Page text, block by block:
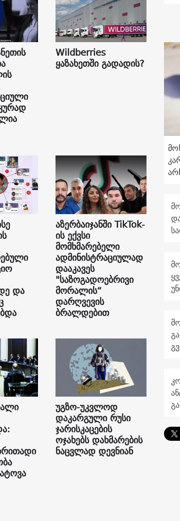
Wildberries
ყაზახეთში გადადის?
და
აზერბაიჯანში TikTok-
ის ექვსი
მომხმარებელი
ადმინისტრაციულად
დააკავეს
"საზოგადოებრივი
მორალის“
დარღვევის
ბრალდებით
უგზო-უკვლოდ
დაკარგული რუსი
ჯარისკაცების
ოჯახებს დახმარების
ნაცვლად დევნიან